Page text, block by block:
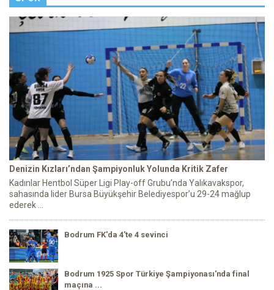
Denizin Kızları’ndan Şampiyonluk Yolunda Kritik Zafer
Kadınlar Hentbol Süper Ligi Play-off Grubu’nda Yalıkavakspor,
sahasında lider Bursa Büyükşehir Belediyespor’u 29-24 mağlup
ederek ...
Bodrum FK'da 4'te 4 sevinci
Bodrum 1925 Spor Türkiye Şampiyonası'nda final
maçına ...